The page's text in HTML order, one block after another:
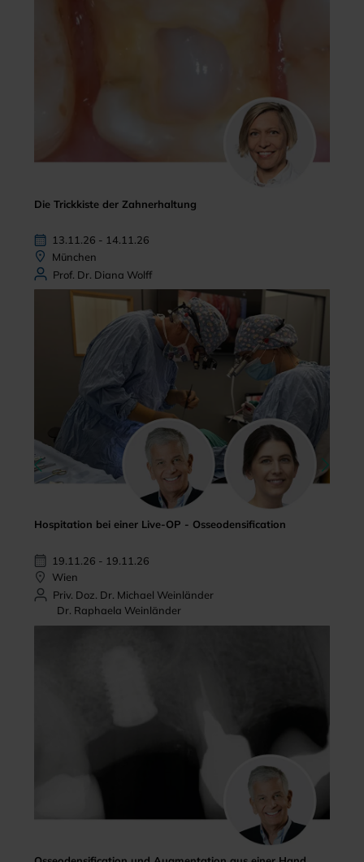
Die Trickkiste der Zahnerhaltung
13.11.26 - 14.11.26
München
Prof. Dr. Diana Wolff
Hospitation bei einer Live-OP - Osseodensification
19.11.26 - 19.11.26
Wien
Priv. Doz. Dr. Michael Weinländer
Dr. Raphaela Weinländer